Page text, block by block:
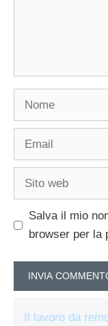
Nome
Email
Sito
Salva il mio
browser per la
Il lavoro da